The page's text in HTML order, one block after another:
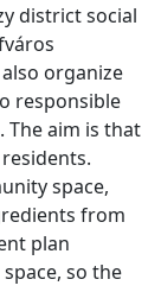
district social
organize
responsible
aim is that
space,
from
plan
so the